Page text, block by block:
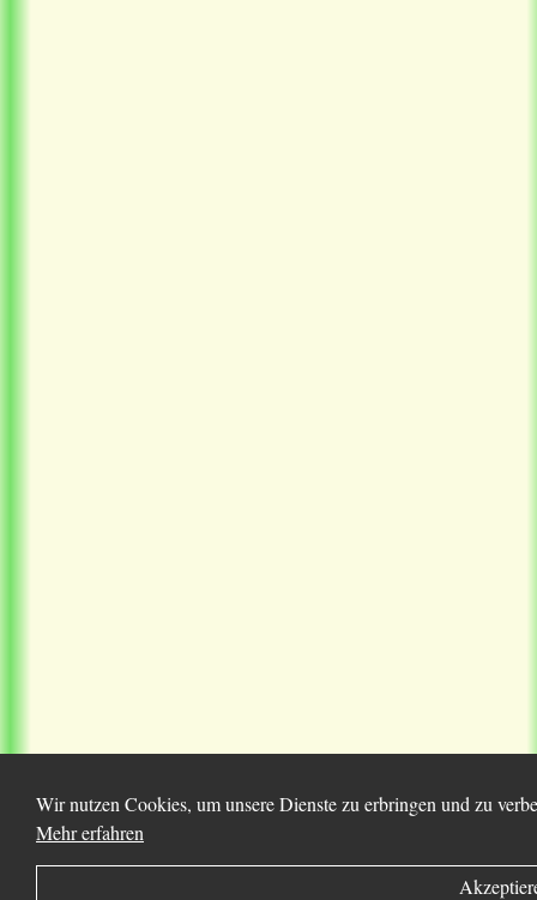
Wir nutzen Cookies, um unsere Dienste zu erbringen und zu
Mehr erfahren